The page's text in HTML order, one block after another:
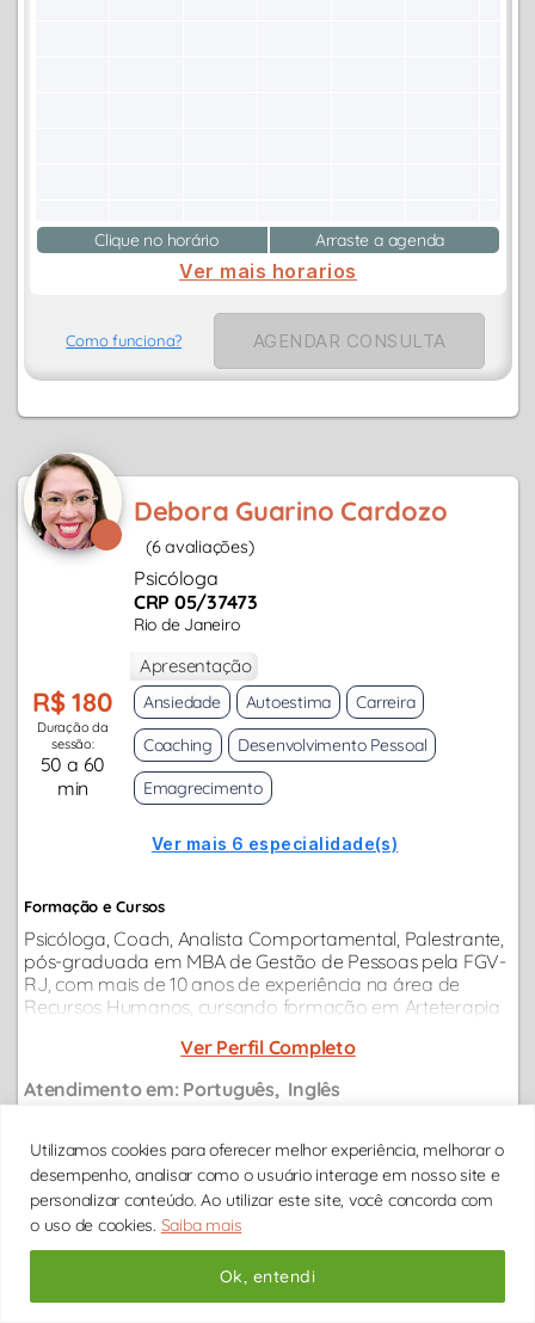
Utilizamos cookies para oferecer melhor experiência, melhorar o
desempenho, analisar como o usuário interage em nosso site e
personalizar conteúdo. Ao utilizar este site, você concorda com
o uso de cookies. Saiba mais
Ok, entendi
Clique no horário Arraste a agenda
Ver mais horarios
Como funciona? AGENDAR CONSULTA
Debora Guarino Cardozo
(6 avaliações)
Psicóloga
CRP 05/37473
Rio de Janeiro
Apresentação
R$ 180
Duração da
sessão:
50 a 60
min
Ansiedade Autoestima
Carreira
Coaching
Desenvolvimento Pessoal
Emagrecimento
Ver mais 6 especialidade(s)
Formação e Cursos
Psicóloga, Coach, Analista Comportamental, Palestrante,
pós-graduada em MBA de Gestão de Pessoas pela FGV-
RJ, com mais de 10 anos de experiência na área de
Recursos Humanos, cursando formação em Arteterapia
Ver Perfil Completo
Atendimento em: Português Inglês
11 4063-0022
Secretária das 07hs às 21hs
11 96863-2121
WhatsApp Psitto
Vídeo online Presencial